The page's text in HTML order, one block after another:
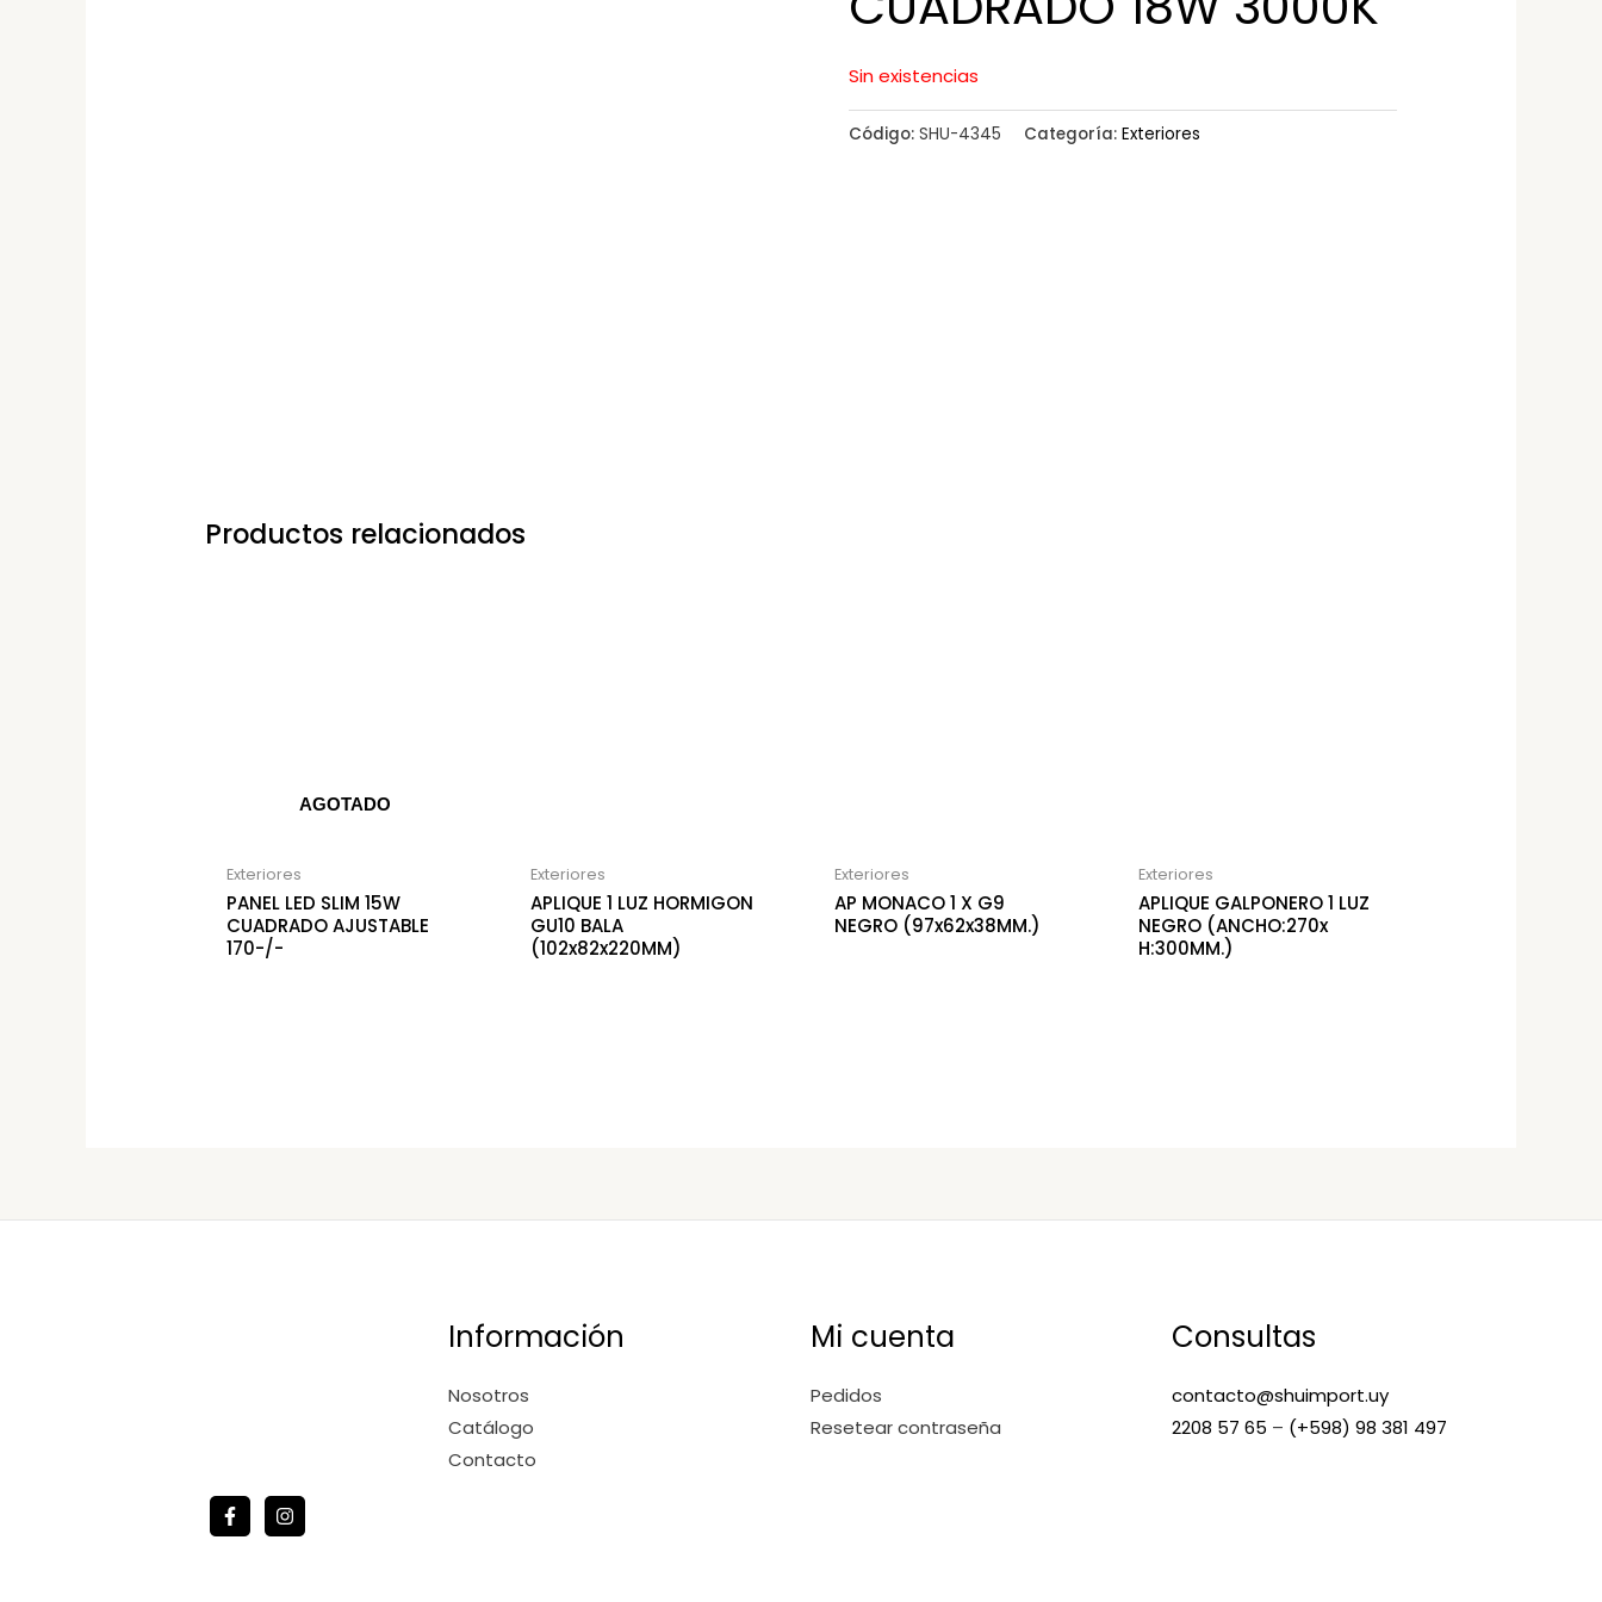
Sin existencias
Código: SHU-4345 Categoría: Exteriores
Productos relacionados
AGOTADO
Exteriores
PANEL LED SLIM 15W
CUADRADO AJUSTABLE
170-/-
Exteriores
APLIQUE 1 LUZ HORMIGON
GU10 BALA
(102x82x220MM)
Exteriores
AP MONACO 1 X G9
NEGRO (97x62x38MM.)
Exteriores
APLIQUE GALPONERO 1 LUZ
NEGRO (ANCHO:270x
H:300MM.)
Información
Nosotros
Catálogo
Contacto
Mi cuenta
Pedidos
Resetear contraseña
Consultas
contacto@shuimport.uy
2208 57 65 – (+598) 98 381 497